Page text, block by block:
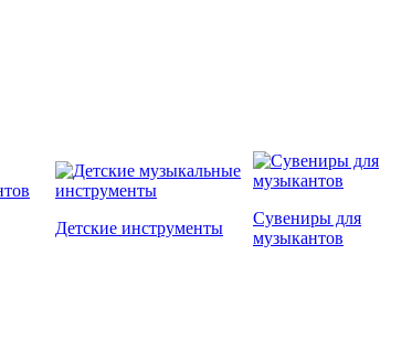
Детские инструменты
Сувениры для
музыкантов